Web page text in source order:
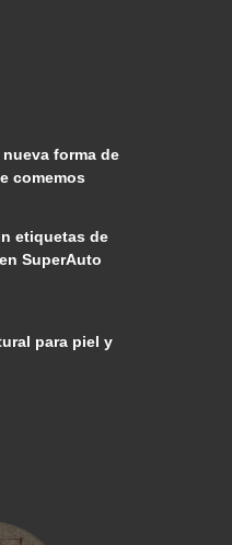
forma de
comemos
etiquetas de
SuperAuto
para piel y